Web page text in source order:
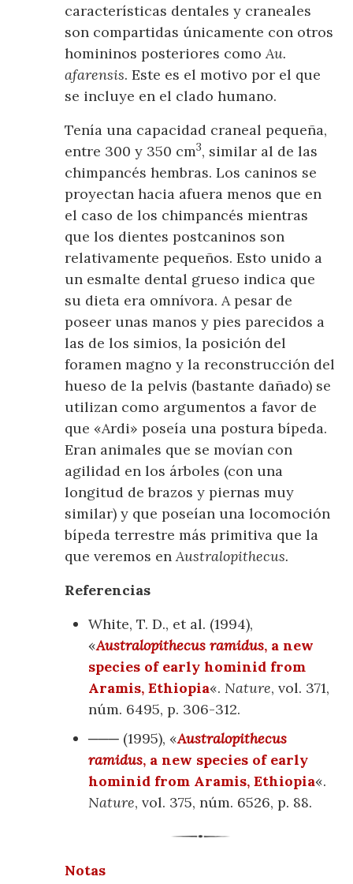
características dentales y craneales
son compartidas únicamente con otros
homininos posteriores comoAu.
afarensis. Este es el motivo por el que
se incluye en el clado humano.
Tenía una capacidad craneal pequeña,
entre 300 y 350 cm3, similar al de las
chimpancés hembras. Los caninos se
proyectan hacia afuera menos que en
el caso de los chimpancés mientras
que los dientes postcaninos son
relativamente pequeños. Esto unido a
un esmalte dental grueso indica que
su dieta era omnívora. A pesar de
poseer unas manos y pies parecidos a
las de los simios, la posición del
foramen magno y la reconstrucción del
hueso de la pelvis (bastante dañado) se
utilizan como argumentos a favor de
que «Ardi» poseía una postura bípeda.
Eran animales que se movían con
agilidad en los árboles (con una
longitud de brazos y piernas muy
similar) y que poseían una locomoción
bípeda terrestre más primitiva que la
que veremos enAustralopithecus.
Referencias
White, T. D., et al. (1994),
«Australopithecus ramidus, a new
species of early hominid from
Aramis, Ethiopia«. Nature, vol. 371,
núm. 6495, p. 306-312.
─── (1995), «Australopithecus
ramidus, a new species of early
hominid from Aramis, Ethiopia«.
Nature, vol. 375, núm. 6526, p. 88.
Notas